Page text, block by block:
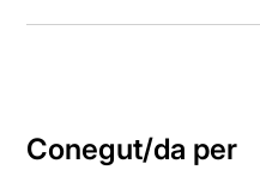
Conegut/da per